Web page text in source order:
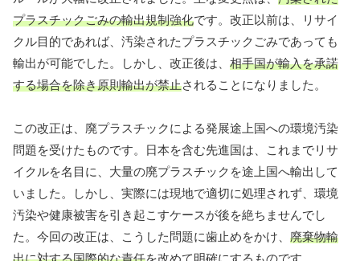
プラスチックごみの輸出規制強化です。改正以前は、リサイ
クル目的であれば、汚染されたプラスチックごみであっても
輸出が可能でした。しかし、改正後は、 相手国が輸入を承諾
する場合を除き原則輸出が禁止されることになりました。
この改正は、廃プラスチックによる発展途上国への環境汚染
問題を受けたものです。日本を含む先進国は、これまでリサ
イクルを名目に、大量の廃プラスチックを途上国へ輸出して
いました。しかし、実際には現地で適切に処理されず、環境
汚染や健康被害を引き起こすケースが後を絶ちませんでし
た。今回の改正は、こうした問題に歯止めをかけ、 廃棄物輸
出に対する国際的な責任を改めて明確にするものです。